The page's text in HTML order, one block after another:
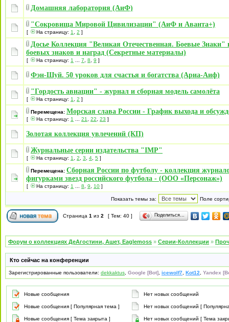
Домашняя лаборатория (АиФ)
"Сокровища Мировой Цивилизации" (АиФ и Аванта+)
[ На страницу: 1 2 ]
Досье Коллекция "Великая Отечественная. Боевые Знаки"
боевых знаков и наград (Секретные материалы)
[ На страницу: 1 7 8 9 ]
Фэн-Шуй. 50 уроков для счастья и богатства (Ариа-Аиф)
"Гордость авиации" - журнал и сборная модель самолёта
[ На страницу: 1 2 ]
Перемещена: Морская слава России - График выхода и
[ На страницу: 1 21 22 23 ]
Золотая коллекция увлечений (КП)
Журнальные серии издательства "IMP"
[ На страницу: 1 2 3 4 5 ]
Перемещена: Сборная России по футболу - коллекция
фигурками звезд российского футбола - (ООО «Персонаж»)
[ На страницу: 1 8 9 10 ]
Показать темы за: Поле
Страница 1 из 2 [ Тем: 40 ] Поделиться…
Форум о коллекциях ДеАгостини, Ашет, Eaglemoss » Серии-Коллекции »
Кто сейчас на конференции
Зарегистрированные пользователи: dekkaktus Google [Bot] icewolf7 Kot12 Yandex
Новые сообщения Нет новых сообщений
Новые сообщения [ Популярная тема ] Нет новых сообщений [
Новые сообщения [ Тема закрыта ] Нет новых сообщений [ Тема